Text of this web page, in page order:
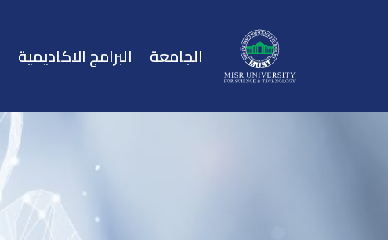
الجامعة البرامج الاكاديمية